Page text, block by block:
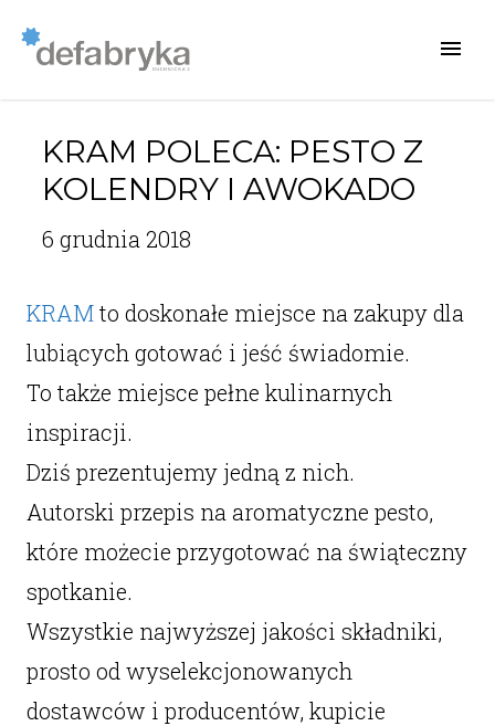
KRAM POLECA: PESTO Z
KOLENDRY I AWOKADO
6 grudnia 2018
KRAMto doskonałe miejsce na zakupy dla
lubiących gotować i jeść świadomie.
To także miejsce pełne kulinarnych
inspiracji.
Dziś prezentujemy jedną z nich.
Autorski przepis na aromatyczne pesto,
które możecie przygotować na świąteczny
spotkanie.
Wszystkie najwyższej jakości składniki,
prosto od wyselekcjonowanych
dostawców i producentów, kupicie